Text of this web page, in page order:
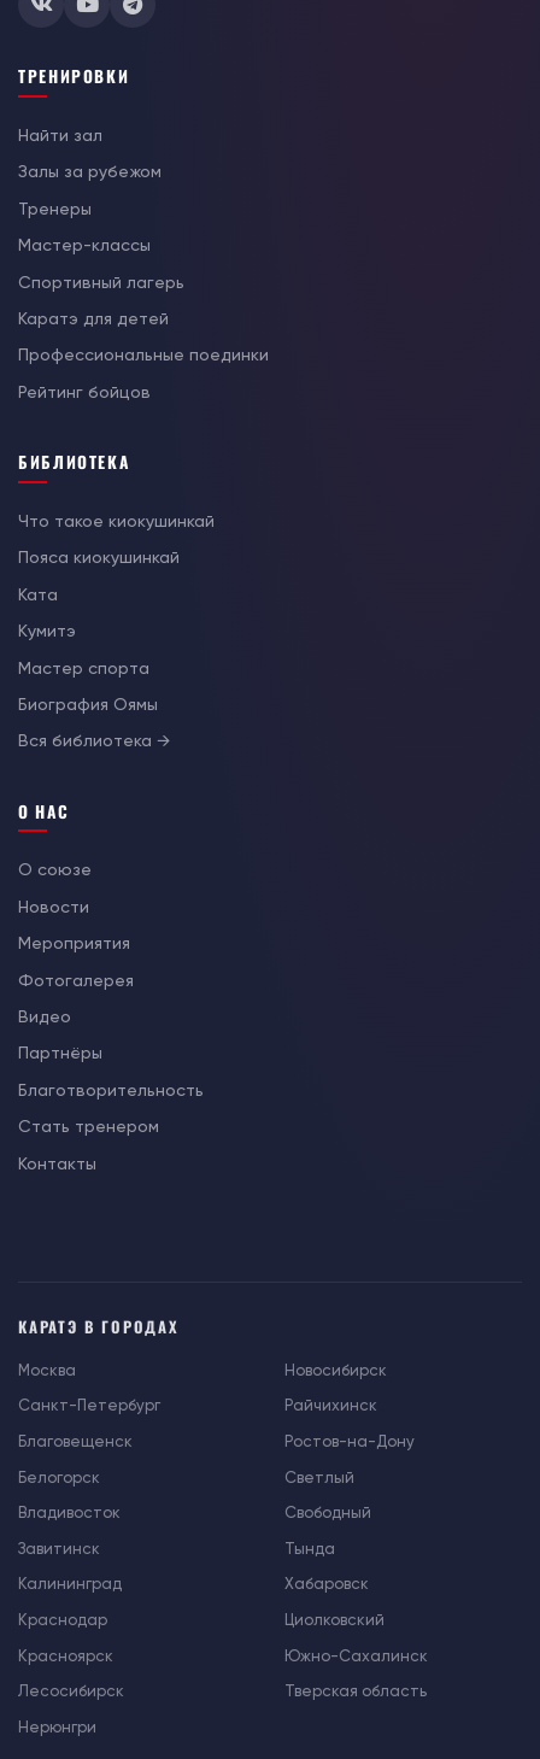
ТРЕНИРОВКИ
Найти зал
Залы за рубежом
Тренеры
Мастер-классы
Спортивный лагерь
Каратэ для детей
Профессиональные поединки
Рейтинг бойцов
БИБЛИОТЕКА
Что такое киокушинкай
Пояса киокушинкай
Ката
Кумитэ
Мастер спорта
Биография Оямы
Вся библиотека →
О НАС
О союзе
Новости
Мероприятия
Фотогалерея
Видео
Партнёры
Благотворительность
Стать тренером
Контакты
КАРАТЭ В ГОРОДАХ
Москва
Санкт-Петербург
Благовещенск
Белогорск
Владивосток
Завитинск
Калининград
Краснодар
Красноярск
Лесосибирск
Нерюнгри
Новосибирск
Райчихинск
Ростов-на-Дону
Светлый
Свободный
Тында
Хабаровск
Циолковский
Южно-Сахалинск
Тверская область